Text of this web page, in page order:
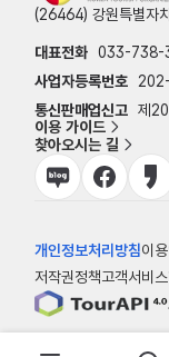
(26464) 강원특별자
대표전화 033-738-
사업자등록번호
통신판매업신고 제
이용 가이드
찾아오시는 길
개인정보처리방침이
저작권정책고객서비
© 한국관광공사